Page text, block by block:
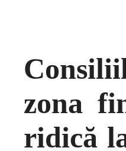
zona
ridică